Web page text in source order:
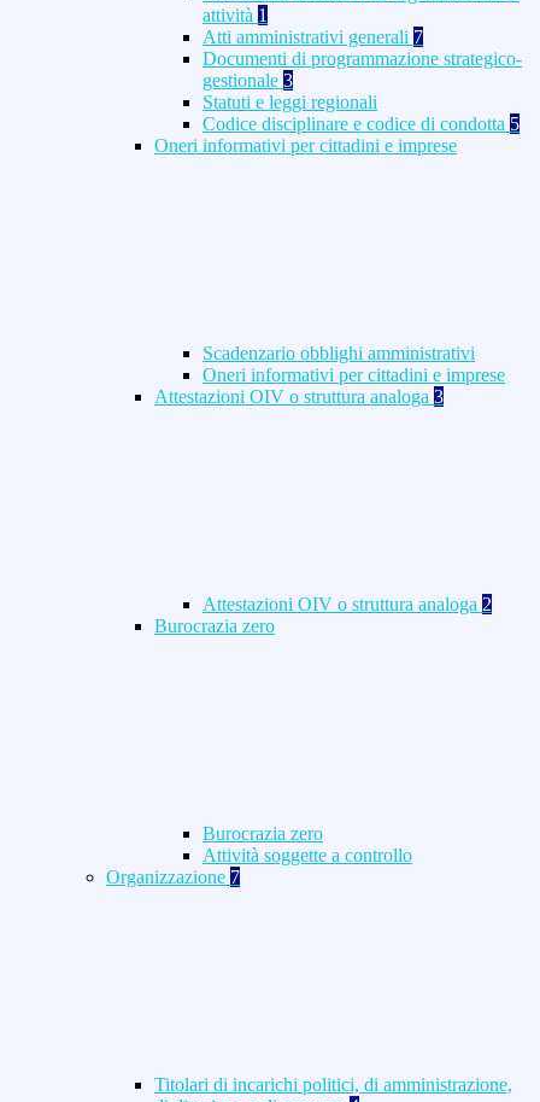
attività 1
Atti amministrativi generali 7
Documenti di programmazione strategico-
gestionale 3
Statuti e leggi regionali
Codice disciplinare e codice di condotta 5
Oneri informativi per cittadini e imprese
Scadenzario obblighi amministrativi
Oneri informativi per cittadini e imprese
Attestazioni OIV o struttura analoga 3
Attestazioni OIV o struttura analoga 2
Burocrazia zero
Burocrazia zero
Attività soggette a controllo
Organizzazione 7
Titolari di incarichi politici, di amministrazione,